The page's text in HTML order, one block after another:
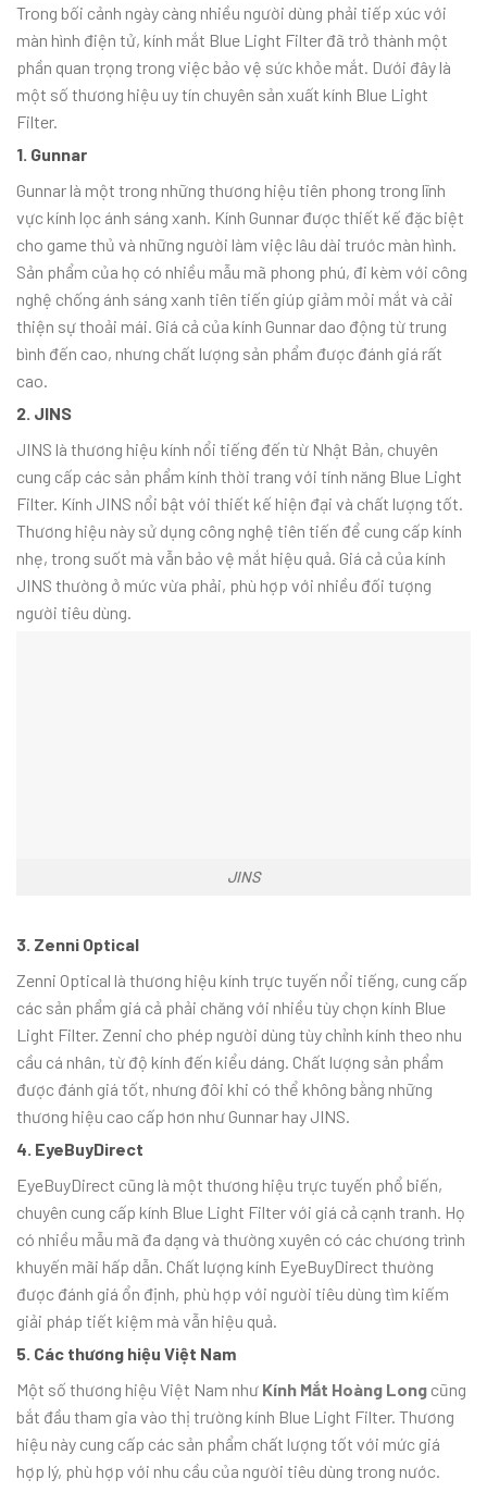
Trong bối cảnh ngày càng nhiều người dùng phải tiếp xúc với
màn hình điện tử, kính mắt Blue Light Filter đã trở thành một
phần quan trọng trong việc bảo vệ sức khỏe mắt. Dưới đây là
một số thương hiệu uy tín chuyên sản xuất kính Blue Light
Filter.
1. Gunnar
Gunnar là một trong những thương hiệu tiên phong trong lĩnh
vực kính lọc ánh sáng xanh. Kính Gunnar được thiết kế đặc biệt
cho game thủ và những người làm việc lâu dài trước màn hình.
Sản phẩm của họ có nhiều mẫu mã phong phú, đi kèm với công
nghệ chống ánh sáng xanh tiên tiến giúp giảm mỏi mắt và cải
thiện sự thoải mái. Giá cả của kính Gunnar dao động từ trung
bình đến cao, nhưng chất lượng sản phẩm được đánh giá rất
cao.
2. JINS
JINS là thương hiệu kính nổi tiếng đến từ Nhật Bản, chuyên
cung cấp các sản phẩm kính thời trang với tính năng Blue Light
Filter. Kính JINS nổi bật với thiết kế hiện đại và chất lượng tốt.
Thương hiệu này sử dụng công nghệ tiên tiến để cung cấp kính
nhẹ, trong suốt mà vẫn bảo vệ mắt hiệu quả. Giá cả của kính
JINS thường ở mức vừa phải, phù hợp với nhiều đối tượng
người tiêu dùng.
JINS
3. Zenni Optical
Zenni Optical là thương hiệu kính trực tuyến nổi tiếng, cung cấp
các sản phẩm giá cả phải chăng với nhiều tùy chọn kính Blue
Light Filter. Zenni cho phép người dùng tùy chỉnh kính theo nhu
cầu cá nhân, từ độ kính đến kiểu dáng. Chất lượng sản phẩm
được đánh giá tốt, nhưng đôi khi có thể không bằng những
thương hiệu cao cấp hơn như Gunnar hay JINS.
4. EyeBuyDirect
EyeBuyDirect cũng là một thương hiệu trực tuyến phổ biến,
chuyên cung cấp kính Blue Light Filter với giá cả cạnh tranh. Họ
có nhiều mẫu mã đa dạng và thường xuyên có các chương trình
khuyến mãi hấp dẫn. Chất lượng kính EyeBuyDirect thường
được đánh giá ổn định, phù hợp với người tiêu dùng tìm kiếm
giải pháp tiết kiệm mà vẫn hiệu quả.
5. Các thương hiệu Việt Nam
Một số thương hiệu Việt Nam như Kính Mắt Hoàng Long cũng
bắt đầu tham gia vào thị trường kính Blue Light Filter. Thương
hiệu này cung cấp các sản phẩm chất lượng tốt với mức giá
hợp lý, phù hợp với nhu cầu của người tiêu dùng trong nước.